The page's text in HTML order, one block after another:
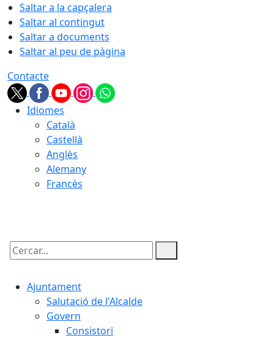
Saltar a la capçalera
Saltar al contingut
Saltar a documents
Saltar al peu de pàgina
Contacte
Idiomes
Català
Castellà
Anglès
Alemany
Francès
Cercar:
Ajuntament
Salutació de l'Alcalde
Govern
Consistori